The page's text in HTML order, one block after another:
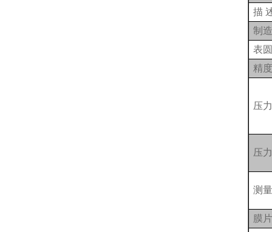
描
制
表
精
压
压
测
膜